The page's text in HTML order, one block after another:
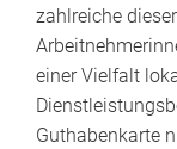
zahlreiche
einer Vielfalt
Guthabenkarte